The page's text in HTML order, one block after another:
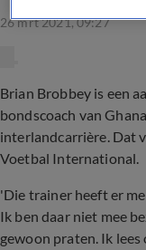
26 mrt 2021, 09:27
Brian Brobbey is een
bondscoach van
interlandcarrière. Dat
Voetbal International.
'Die trainer heeft er
Ik ben daar niet mee
gewoon praten. Ik